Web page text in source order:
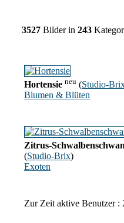
3527 Bilder in 243
Hortensie neu (Studio-
Blumen & Blüten
Zitrus-
(Studio-Brix)
Exoten
Zur Zeit aktive Benutzer :